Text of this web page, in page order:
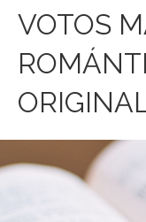
VOTOS